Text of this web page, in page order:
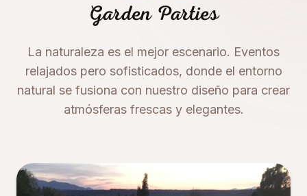
Garden Parties
La naturaleza es el mejor escenario. Eventos
relajados pero sofisticados, donde el entorno
natural se fusiona con nuestro diseño para crear
atmósferas frescas y elegantes.